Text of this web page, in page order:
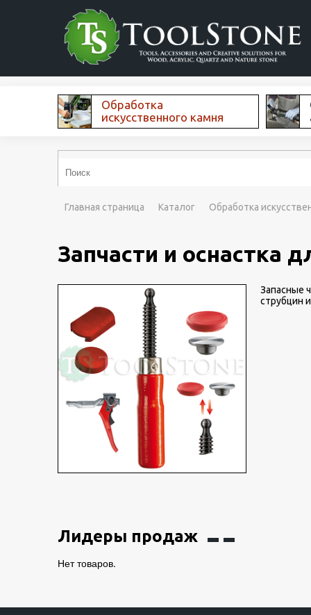
Обработка
искусственного камня
Главная страница Каталог Обработка
Запчасти и оснастка
Запасные
струбцин
Лидеры продаж
Нет товаров.